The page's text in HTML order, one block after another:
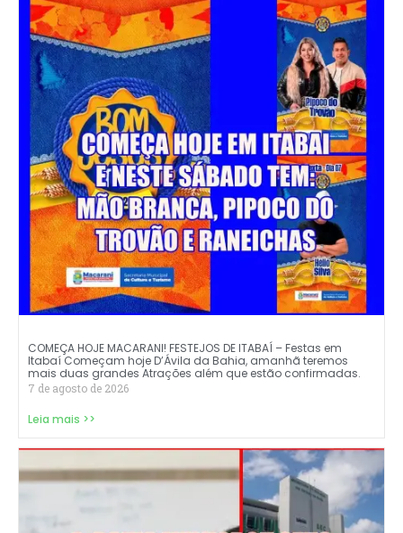
COMEÇA HOJE MACARANI! FESTEJOS DE ITABAÍ – Festas em
Itabaí Começam hoje D’Ávila da Bahia, amanhã teremos
mais duas grandes Atrações além que estão confirmadas.
7 de agosto de 2026
Leia mais >>